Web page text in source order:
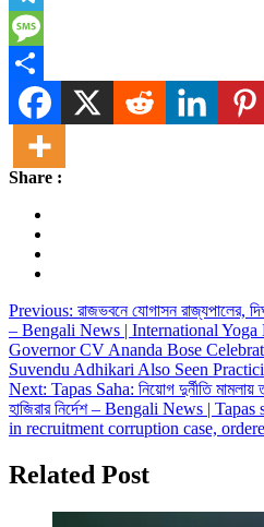
Telegram
Message
Share
Share :
Post
navigation
Previous: রাজভবনে যোগাসন রাজ্যপালের,
– Bengali News | International Yoga
Governor CV Ananda Bose
Suvendu Adhikari Also Seen
Next: Tapas Saha: নিয়োগ দুর্নীতি
হাজিরার নির্দেশ – Bengali News |
in recruitment corruption case,
Related Post